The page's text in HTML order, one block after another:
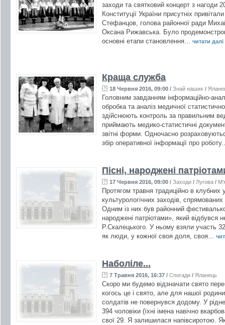
заходи та святковий концерт з нагоди
Конституції України присутніх
Стефанцов, голова районної ради
Оксана Рижавська. Було
основні етапи становлення... читати далі
Краща служба
18 Червня 2016, 09:00 / Знай наших /
Головним завданням інформаційно-
обробка та аналіз медичної
здійснюють контроль за правильним
приймають медико-статистичні
звітні форми. Одночасно
збір оперативної інформації про
Пісні, народжені
17 Червня 2016, 09:00 / Заходи / Лугова /
Протягом травня традиційно в
культурологічних заходів,
Одним із них був районний
народжені патріотами», який відбувся
Р.Скалецького. У ньому взяли участь 32
як люди, у кожної своя доля, своя...
Наболіле...
7 Травня 2016, 16:37 / Спогади / Яланець
Скоро ми будемо відзначати свято
когось це і свято, але для нашої
солдатів не повернувся додому. У
394 чоловіки (їхні імена навічно
свої 29. Я залишилася напівсиротою.